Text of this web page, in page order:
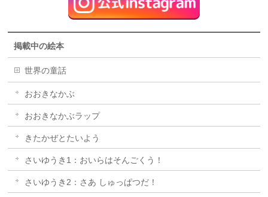
掲載中の絵本
世界の童話
おおきなかぶ
おおきなかぶラップ
きたかぜとたいよう
さいゆうき1：おいらはそんごくう！
さいゆうき2：さあ しゅっぱつだ！